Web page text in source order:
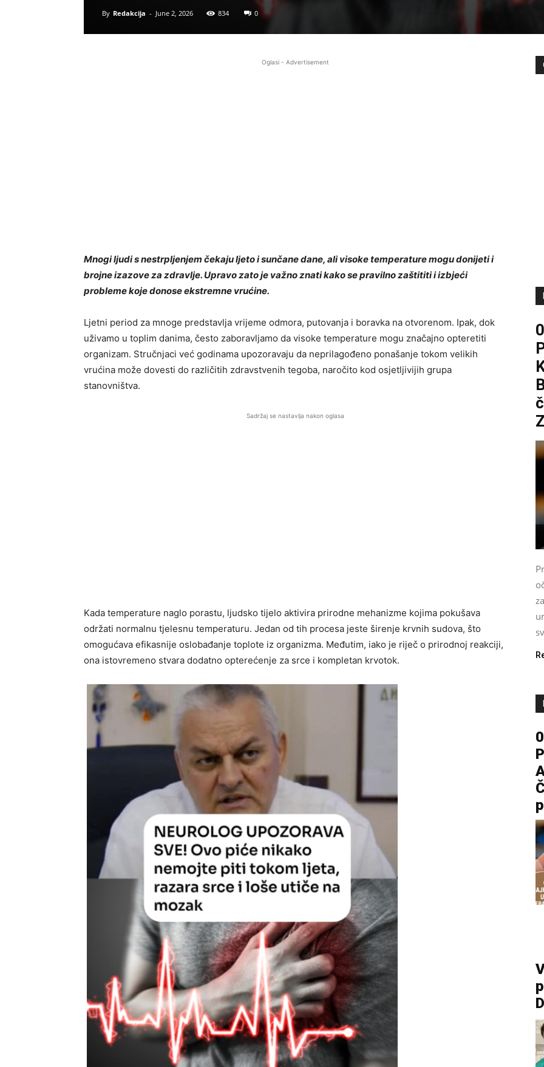
By Redakcija - June 2, 2026 834 0
Oglasi - Advertisement
Mnogi ljudi s nestrpljenjem čekaju ljeto i sunčane dane, ali visoke temperature mogu donijeti i
brojne izazove za zdravlje. Upravo zato je važno znati kako se pravilno zaštititi i izbjeći
probleme koje donose ekstremne vrućine.
Ljetni period za mnoge predstavlja vrijeme odmora, putovanja i boravka na otvorenom. Ipak, dok
uživamo u toplim danima, često zaboravljamo da visoke temperature mogu značajno opteretiti
organizam. Stručnjaci već godinama upozoravaju da neprilagođeno ponašanje tokom velikih
vrućina može dovesti do različitih zdravstvenih tegoba, naročito kod osjetljivijih grupa
stanovništva.
Sadržaj se nastavlja nakon oglasa
Kada temperature naglo porastu, ljudsko tijelo aktivira prirodne mehanizme kojima pokušava
održati normalnu tjelesnu temperaturu. Jedan od tih procesa jeste širenje krvnih sudova, što
omogućava efikasnije oslobađanje toplote iz organizma. Međutim, iako je riječ o prirodnoj reakciji,
ona istovremeno stvara dodatno opterećenje za srce i kompletan krvotok.